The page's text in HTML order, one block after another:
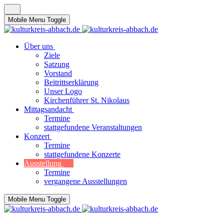
Mobile Menu Toggle
Über uns
Ziele
Satzung
Vorstand
Beitrittserklärung
Unser Logo
Kirchenführer St. Nikolaus
Mittagsandacht
Termine
stattgefundene Veranstaltungen
Konzert
Termine
stattgefundene Konzerte
Ausstellung
Termine
vergangene Ausstellungen
Mobile Menu Toggle